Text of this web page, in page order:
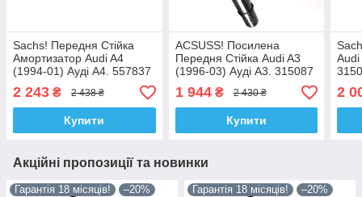
Sachs! Передня Стійка
Амортизатор Audi A4
(1994-01) Ауді А4. 557837
, 341844 Сакс!
2 243 ₴ 2 438 ₴
Купити
ACSUSS! Посилена
Передня Стійка Audi A3
(1996-03) Ауді А3. 315087
, 634812 Корея!
1 944₴ 2 430 ₴
Купити
Audi
2
Акційні пропозиції та новинки
Гарантія 18 місяців! –20% Гарантія 18 місяців! –20%